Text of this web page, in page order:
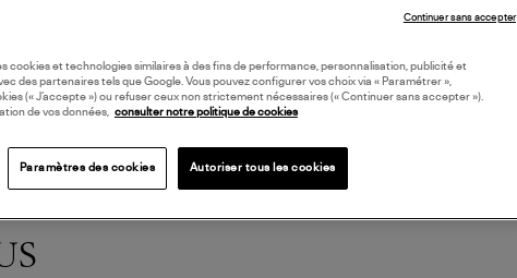
cookies et technologies similaires à des fins de performance, personnalisation, publicité et
des partenaires tels que Google. Vous pouvez configurer vos choix via « Paramétrer »,
(« J’accepte ») ou refuser ceux non strictement nécessaires (« Continuer sans accepter »).
de vos données,
consulter notre politique de cookies
Paramètres des cookies Autoriser tous les cookies
Continuer sans accepter